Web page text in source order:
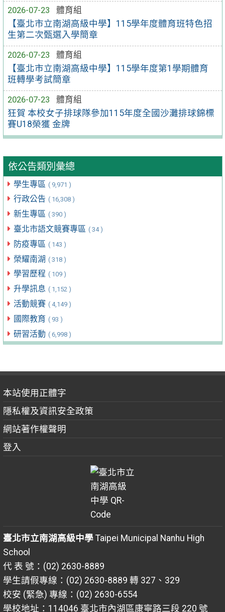
2026-07-23
體育組
【臺北市立南湖高級中學】115學年度體育班特色招
生第二次甄選入學簡章
2026-07-23
體育組
【臺北市立南湖高級中學】115學年度第1學期體育
班轉學考試簡章
2026-07-23
體育組
狂賀 本校女子排球隊參加115年度全國沙灘排球錦標
賽U18榮獲 金牌
依公告類別彙總
學生專區 ( 9,971 )
行政公告 ( 16,308 )
新生專區 ( 390 )
臺北市語文競賽專區 ( 34 )
防疫專區 ( 143 )
榮耀南湖 ( 318 )
學習歷程 ( 109 )
升學訊息 ( 1,152 )
活動競賽 ( 4,149 )
國際教育 ( 93 )
研習活動 ( 6,998 )
本站使用正體字
隱私權及資訊安全政策
網站著作權聲明
登入
臺北市立南湖高級中學Taipei Municipal Nanhu High
School
代 表 號：(02) 2630-8889
學生請假專線：(02) 2630-8889 轉 327、329
校安 (緊急) 專線：(02) 2630-6554
學校地址：114046 臺北市內湖區康寧路三段 220 號